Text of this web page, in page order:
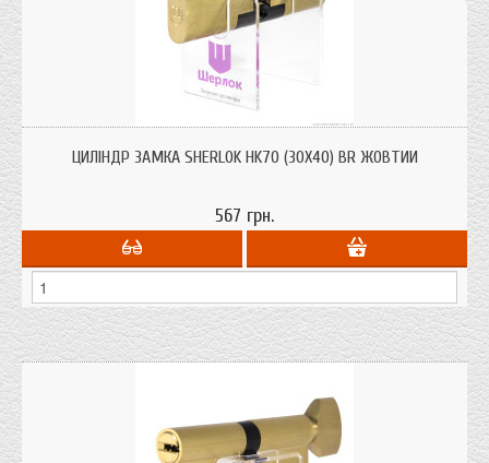
системою захисту від висвердлювання, від вибивання.
ЦИЛІНДР ЗАМКА SHERLOK HK70 (30Х40) BR ЖОВТИЙ
567 грн.